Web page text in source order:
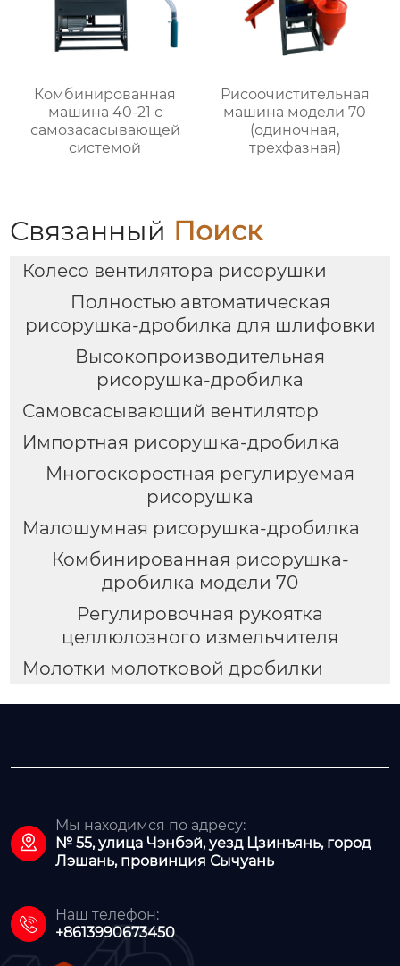
Комбинированная
машина 40-21 с
самозасасывающей
системой
Рисоочистительная
машина модели 70
(одиночная,
трехфазная)
Связанный Поиск
Колесо вентилятора рисорушки
Полностью автоматическая
рисорушка-дробилка для шлифовки
Высокопроизводительная
рисорушка-дробилка
Самовсасывающий вентилятор
Импортная рисорушка-дробилка
Многоскоростная регулируемая
рисорушка
Малошумная рисорушка-дробилка
Комбинированная рисорушка-
дробилка модели 70
Регулировочная рукоятка
целлюлозного измельчителя
Молотки молотковой дробилки

Мы находимся по адресу:
№ 55, улица Чэнбэй, уезд Цзинъянь, город
Лэшань, провинция Сычуань

Наш телефон:
+8613990673450